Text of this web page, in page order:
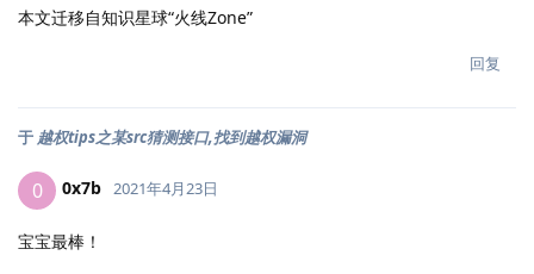
本文迁移自知识星球“火线Zone”
回复
于 越权tips之某src猜测接口,找到越权漏洞
0 0x7b 2021年4月23日
宝宝最棒！